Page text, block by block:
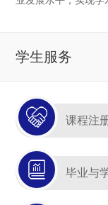
学生服务
课程注
毕业与